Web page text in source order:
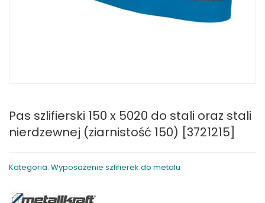
Pas szlifierski 150 x 5020 do stali oraz stali
nierdzewnej (ziarnistość 150) [3721215]
Kategoria: Wyposażenie szlifierek do metalu